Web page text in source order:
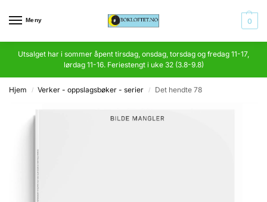
Meny 0
Utsalget har i sommer åpent tirsdag, onsdag, torsdag og fredag 11-17,
lørdag 11-16. Feriestengt i uke 32 (3.8-9.8)
Hjem / Verker - oppslagsbøker - serier / Det hendte 78